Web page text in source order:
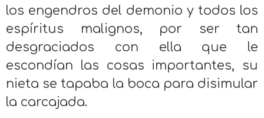
los engendros del demonio y todos los
espíritus malignos, por ser tan
desgraciados con ella que le
escondían las cosas importantes, su
nieta se tapaba la boca para disimular
la carcajada.